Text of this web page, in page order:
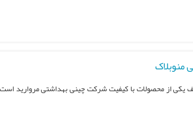
منوبلاک
یکی از محصولات با کیفیت شرکت چینی بهداشتی مروارید